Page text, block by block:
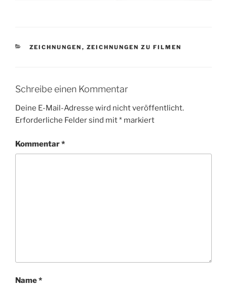
KATEGORIEN
ZEICHNUNGEN , ZEICHNUNGEN ZU FILMEN
Schreibe einen Kommentar
Deine E-Mail-Adresse wird nicht veröffentlicht.
Erforderliche Felder sind mit* markiert
Kommentar*
Name*